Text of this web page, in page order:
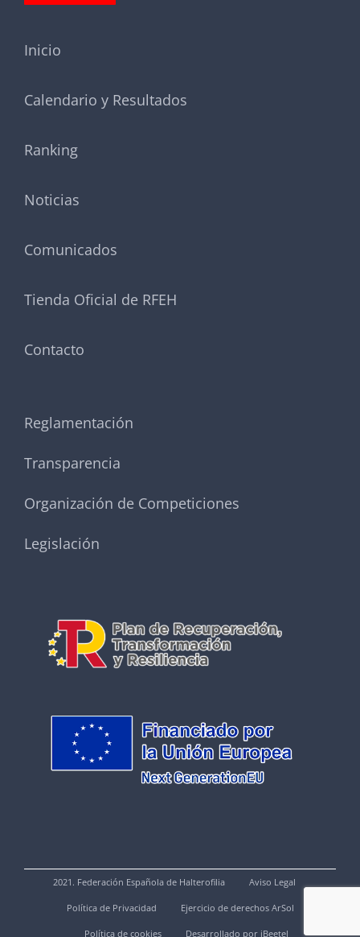
Inicio
Calendario y Resultados
Ranking
Noticias
Comunicados
Tienda Oficial de RFEH
Contacto
Reglamentación
Transparencia
Organización de Competiciones
Legislación
2021. Federación Española de Halterofilia Aviso Legal
Política de Privacidad Ejercicio de derechos ArSol
Política de cookies Desarrollado por iBeetel